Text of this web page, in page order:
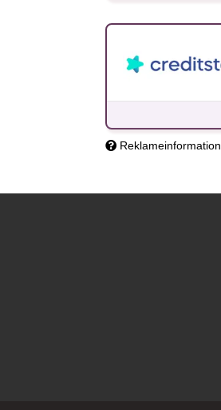
Reklameinformation